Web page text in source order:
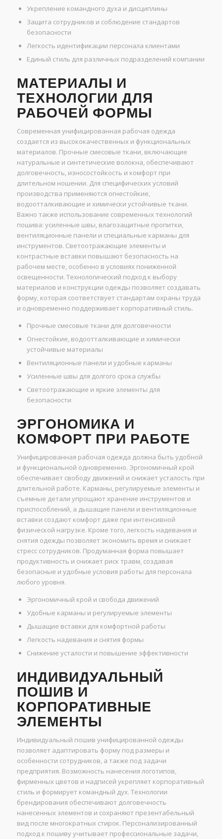
Укрепление командного духа и дисциплины
Защита сотрудников и соблюдение стандартов
безопасности
Легкость идентификации персонала клиентами
Единый стиль для различных подразделений компании
МАТЕРИАЛЫ И
ТЕХНОЛОГИИ ДЛЯ
РАБОЧЕЙ ФОРМЫ
Современная унифицированная рабочая одежда
создается из высококачественных и функциональных
материалов. Прочные смесовые ткани, включающие
натуральные и синтетические волокна, обеспечивают
долговечность, износостойкость и комфорт при
длительном ношении. Для специфических условий
производства применяются огнестойкие,
водоотталкивающие и химически устойчивые ткани.
Важно также использование современных технологий
пошива: усиленные швы, влагозащитные пропитки,
вентиляционные панели и специальные карманы для
инструментов. Светоотражающие элементы и
контрастные вставки повышают безопасность на
рабочем месте, особенно в условиях пониженной
освещенности. Технологический подход к выбору
материалов и конструкции одежды позволяет создавать
форму, которая соответствует стандартам охраны труда
и одновременно поддерживает корпоративный стиль.
Прочные смесовые ткани для долговечности
Огнестойкие, водоотталкивающие и химически
устойчивые материалы
Вентиляционные панели и удобные карманы
Усиленные швы для долгого срока службы
Светоотражающие и яркие элементы для
безопасности
ЭРГОНОМИКА И
КОМФОРТ ПРИ РАБОТЕ
Унифицированная рабочая одежда должна быть удобной
и функциональной одновременно. Эргономичный крой
обеспечивает свободу движений и снижает усталость при
длительной работе. Карманы, регулируемые элементы и
съемные детали упрощают хранение инструментов и
приспособлений, а дышащие панели и вентиляционные
вставки создают комфорт даже при интенсивной
физической нагрузке. Кроме того, легкость надевания и
снятия одежды позволяет экономить время и снижает
стресс сотрудников. Продуманная форма повышает
продуктивность и снижает риск травм, создавая
безопасные и удобные условия работы для персонала
любого уровня.
Эргономичный крой и свобода движений
Удобные карманы и регулируемые элементы
Дышащие вставки для комфортной работы
Легкость надевания и снятия формы
Снижение усталости и повышение эффективности
ИНДИВИДУАЛЬНЫЙ
ПОШИВ И
КОРПОРАТИВНЫЕ
ЭЛЕМЕНТЫ
Индивидуальный пошив унифицированной одежды
позволяет адаптировать форму под размеры и
особенности сотрудников, а также под задачи
предприятия. Возможность нанесения логотипов,
фирменных цветов и надписей укрепляет корпоративный
стиль и формирует командный дух. Технологии
брендирования обеспечивают долговечность
нанесенных элементов и сохраняют презентабельный
вид после многократных стирок. Персонализированный
подход к пошиву учитывает профессиональные задачи,